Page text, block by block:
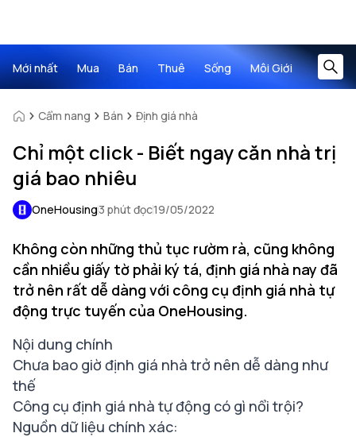
Mới nhất Mua Bán Thuê Sống Môi Giới
Cẩm nang Bán Định giá nhà
Chỉ một click - Biết ngay căn nhà trị
giá bao nhiêu
OneHousing3 phút đọc19/05/2022
Không còn những thủ tục rườm rà, cũng không
cần nhiều giấy tờ phải ký tá, định giá nhà nay đã
trở nên rất dễ dàng với công cụ định giá nhà tự
động trực tuyến của OneHousing.
Nội dung chính
Chưa bao giờ định giá nhà trở nên dễ dàng như
thế
Công cụ định giá nhà tự động có gì nổi trội?
Nguồn dữ liệu chính xác: